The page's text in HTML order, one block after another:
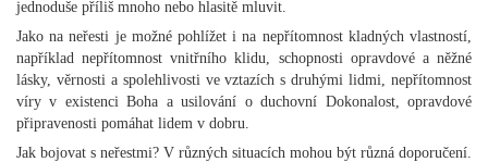
jednoduše příliš mnoho nebo hlasitě mluvit.
Jako na neřesti je možné pohlížet i na nepřítomnost kladných vlastností,
například nepřítomnost vnitřního klidu, schopnosti opravdové a něžné
lásky, věrnosti a spolehlivosti ve vztazích s druhými lidmi, nepřítomnost
víry v existenci Boha a usilování o duchovní Dokonalost, opravdové
připravenosti pomáhat lidem v dobru.
Jak bojovat s neřestmi? V různých situacích mohou být různá doporučení.